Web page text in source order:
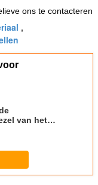
ons te contacteren
,
van het